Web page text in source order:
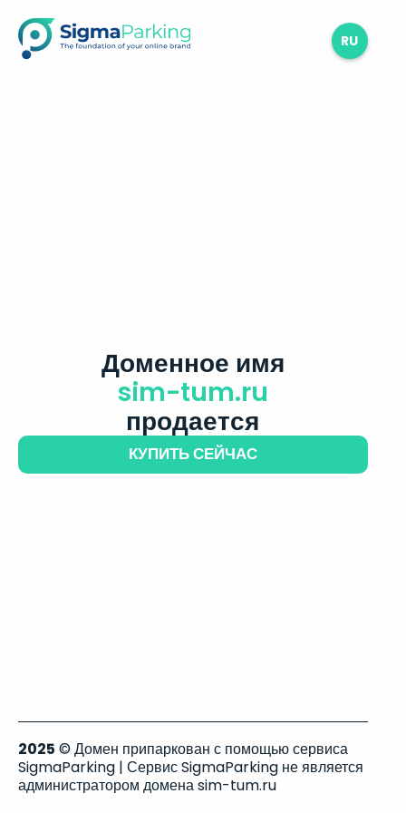
RU
Доменное имя
sim-tum.ru
продается
КУПИТЬ СЕЙЧАС
2025 © Домен припаркован с помощью сервиса
SigmaParking | Сервис SigmaParking не является
администратором домена sim-tum.ru